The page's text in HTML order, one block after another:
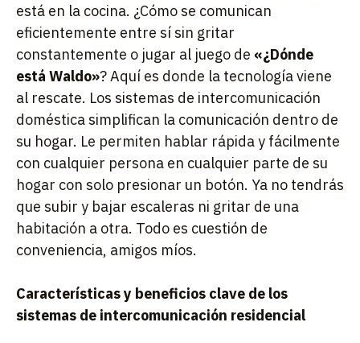
está en la cocina. ¿Cómo se comunican
eficientemente entre sí sin gritar
constantemente o jugar al juego de «¿Dónde
está Waldo»? Aquí es donde la tecnología viene
al rescate. Los sistemas de intercomunicación
doméstica simplifican la comunicación dentro de
su hogar. Le permiten hablar rápida y fácilmente
con cualquier persona en cualquier parte de su
hogar con solo presionar un botón. Ya no tendrás
que subir y bajar escaleras ni gritar de una
habitación a otra. Todo es cuestión de
conveniencia, amigos míos.
Características y beneficios clave de los
sistemas de intercomunicación residencial